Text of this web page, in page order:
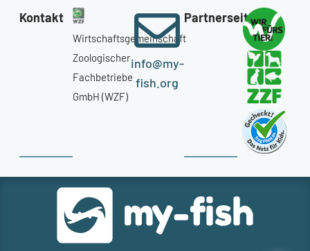
Kontakt
Wirtschaftsgemeinschaft
Zoologischer
Fachbetriebe
GmbH (WZF)
info@my-
fish.org
Partnerseiten